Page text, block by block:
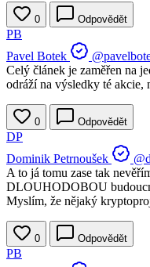
0 Odpovědět
PB
Pavel Botek
Celý článek je zaměřen na
odráží na výsledky té akcie,
0 Odpovědět
DP
Dominik Petrnoušek
A to já tomu zase tak
DLOUHODOBOU
Myslím, že nějaký
0 Odpovědět
PB